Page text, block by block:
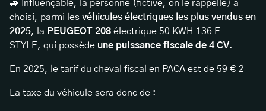
🚙 Influençable, la personne (fictive, on le rappelle) a
choisi, parmi les véhicules électriques les plus vendus en
2025, la PEUGEOT 208 électrique 50 KWH 136 E-
STYLE, qui possède une puissance fiscale de 4 CV.
En 2025, le tarif du cheval fiscal en PACA est de 59 € 2
La taxe du véhicule sera donc de :